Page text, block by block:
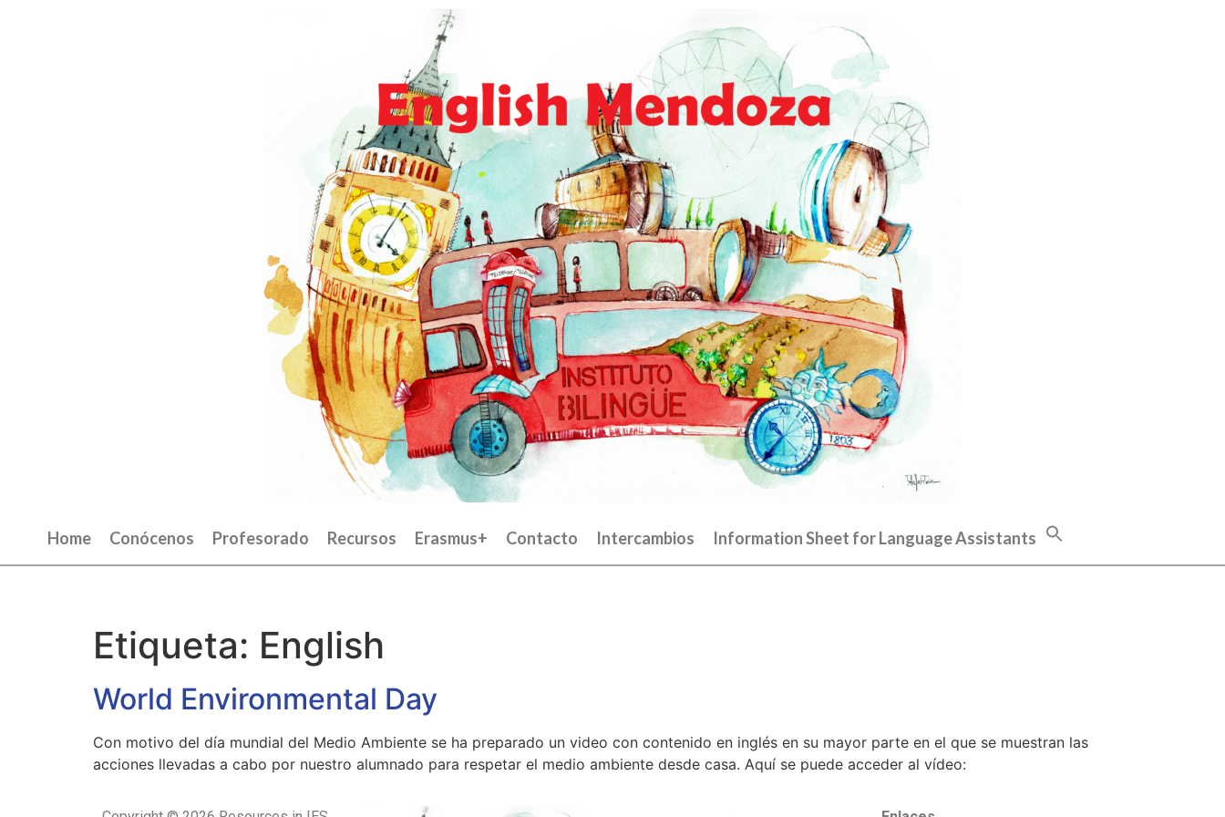
Home Conócenos Profesorado Recursos Erasmus+ Contacto Intercambios Information Sheet for Language Assistants
Etiqueta: English
World Environmental Day
Con motivo del día mundial del Medio Ambiente se ha preparado un video con contenido en inglés en su mayor parte en el que se muestran las
acciones llevadas a cabo por nuestro alumnado para respetar el medio ambiente desde casa. Aquí se puede acceder al vídeo: